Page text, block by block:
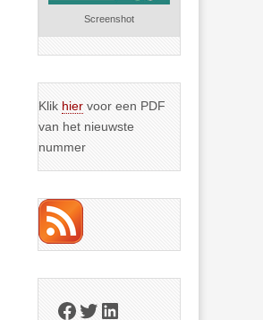
Screenshot
Klik hier voor een PDF
van het nieuwste
nummer
Facebook
Twitter
LinkedIn